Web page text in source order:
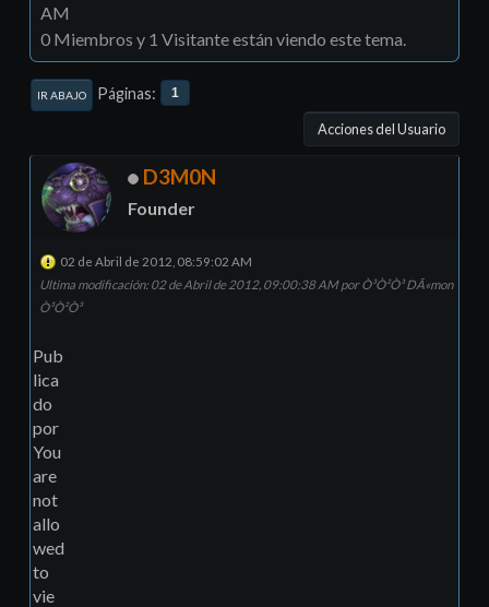
AM
0 Miembros y 1 Visitante están viendo este tema.
IR ABAJO Páginas 1
Acciones del Usuario
D3M0N
Founder
02 de Abril de 2012, 08:59:02 AM
Ultima modificación: 02 de Abril de 2012, 09:00:38 AM por Ò³Ò²Ò³ DÃ«mon
Ò³Ò²Ò³
Pub
lica
do
por
You
are
not
allo
wed
to
vie